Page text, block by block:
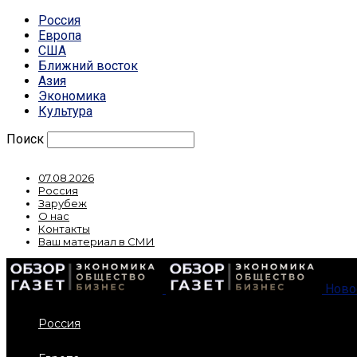
Россия
Европа
США
Ближний восток
Азия
Экономика
Культура
Поиск
07.08.2026
Россия
Зарубеж
О нас
Контакты
Ваш материал в СМИ
Россия